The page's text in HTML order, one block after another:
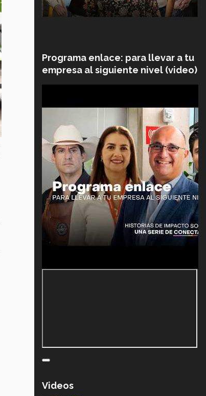
Programa enlace: para llevar a tu
empresa al siguiente nivel (video)
Videos